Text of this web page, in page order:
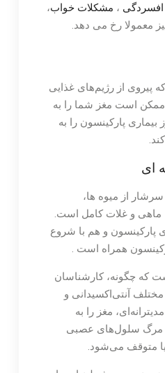
افسردگی ، مشکلات خواب،
معمولا رخ می دهد.
پیروی از رژیم‌های غذایی
ممکن است مغز شما را به
بیماری پارکینسون را به
ای
سرشار از میوه ها،
ماهی و غلات کامل است.
پارکینسون و هم با شروع
همراه است .
که چگونه، کارشناسان
آنتی‌اکسیدانی و
مغز را به
مرگ سلول‌های عصبی
یا متوقف می‌شود.